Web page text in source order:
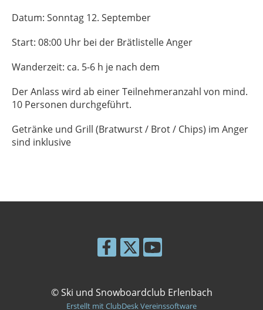
Datum: Sonntag 12. September
Start: 08:00 Uhr bei der Brätlistelle Anger
Wanderzeit: ca. 5-6 h je nach dem
Der Anlass wird ab einer Teilnehmeranzahl von mind.
10 Personen durchgeführt.
Getränke und Grill (Bratwurst / Brot / Chips) im Anger
sind inklusive
© Ski und Snowboardclub Erlenbach
Erstellt mit ClubDesk Vereinssoftware